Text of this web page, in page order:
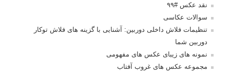
نقد عکس #۹۹
سوالات عکاسی
تنظیمات فلاش داخلی دوربین: آشنایی با گزینه های فلاش توکار
دوربین شما
نمونه های زیبای عکس های مفهومی
مجموعه عکس های غروب آفتاب